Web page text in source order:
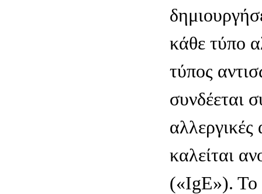
κάθε τύπο
τύπος
συνδέεται
αλλεργικές
καλείται
(«IgE»). Το